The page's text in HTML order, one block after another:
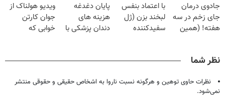
میلیون تومان!!!
فقط ۲۵ میلیون
درمانش کرد؟؟؟؟
جادوی درمان
جای زخم در سه
هفته! (همین
با اعتماد بنفس
لبخند بزن (ژل
سفیدکننده
پایان دغدغه
هزینه های
دندان پزشکی با
ویدیو هولناک از
جوان کارتن
خوابی که
نظر شما
نظرات حاوی توهین و هرگونه نسبت ناروا به اشخاص حقیقی و حقوقی منتشر
نمی‌شود.